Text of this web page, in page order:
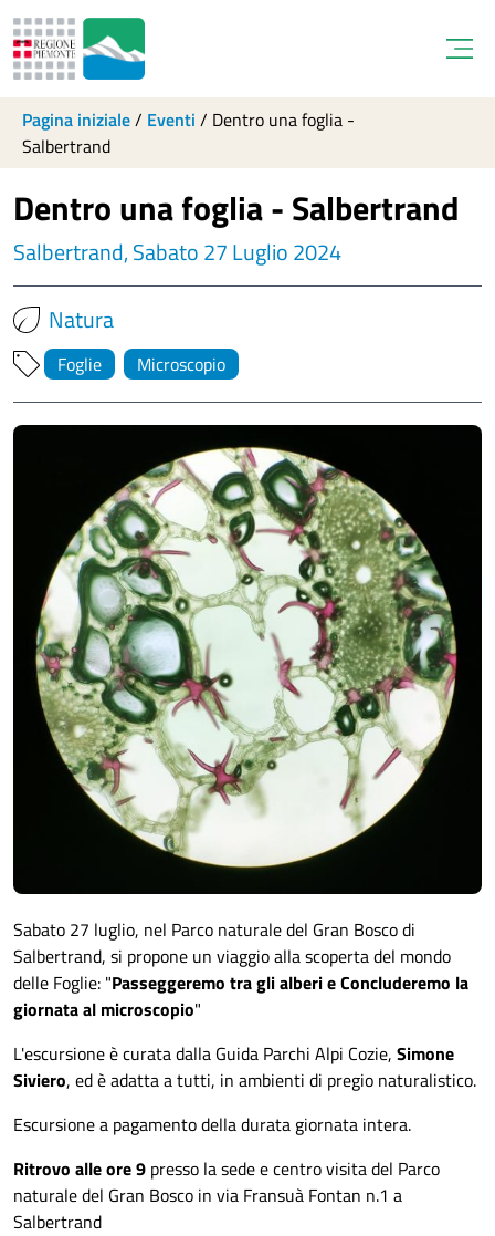
Pagina iniziale/ Eventi / Dentro una foglia -
Salbertrand
Dentro una foglia - Salbertrand
Salbertrand, Sabato 27 Luglio 2024
Natura
Foglie Microscopio
Sabato 27 luglio, nel Parco naturale del Gran Bosco di
Salbertrand, si propone un viaggio alla scoperta del mondo
delle Foglie: "Passeggeremo tra gli alberi e Concluderemo la
giornata al microscopio"
L'escursione è curata dalla Guida Parchi Alpi Cozie, Simone
Siviero, ed è adatta a tutti, in ambienti di pregio naturalistico.
Escursione a pagamento della durata giornata intera.
Ritrovo alle ore 9 presso la sede e centro visita del Parco
naturale del Gran Bosco in via Fransuà Fontan n.1 a
Salbertrand